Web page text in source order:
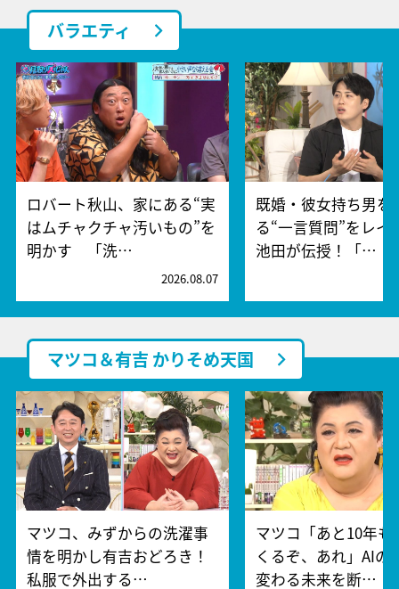
バラエティ
ロバート秋山、家にある“実
はムチャクチャ汚いもの”を
明かす 「洗…
2026.08.07
既婚・彼女持ち男を
る“一言質問”をレイ
池田が伝授！「…
マツコ＆有吉 かりそめ天国
マツコ、みずからの洗濯事
情を明かし有吉おどろき！
私服で外出する…
マツコ「あと10年も
くるぞ、あれ」AIの
変わる未来を断…